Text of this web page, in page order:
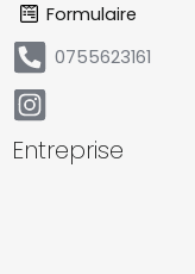
Formulaire
0755623161
Entreprise